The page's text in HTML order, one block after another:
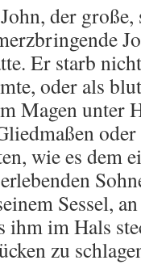
der
Er starb
oder als
Magen unter
wie es dem
Sessel,
ihm im Hals
zu